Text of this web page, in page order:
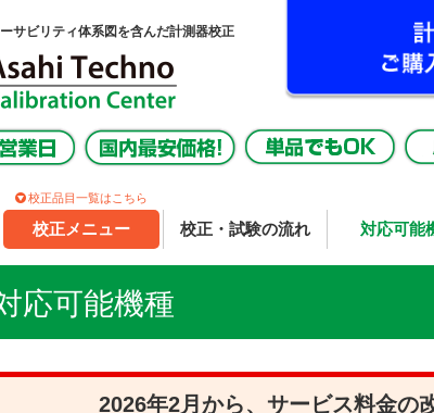
サビリティ体系図を含んだ計測器校正
校正品目一覧はこちら
校正メニュー 校正・試験の流れ 対応可能
応可能機種
2026年2月から、サービス料金の